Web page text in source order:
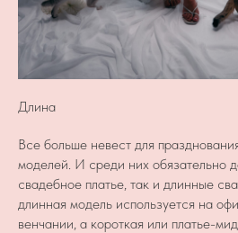
Длина
Все больше невест для
моделей. И среди них обязательно
свадебное платье, так и длинные
длинная модель используется на
венчании, а короткая или платье-